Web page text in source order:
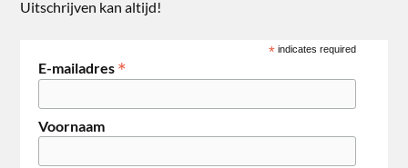
Uitschrijven kan altijd!
* indicates required
E-mailadres *
Voornaam